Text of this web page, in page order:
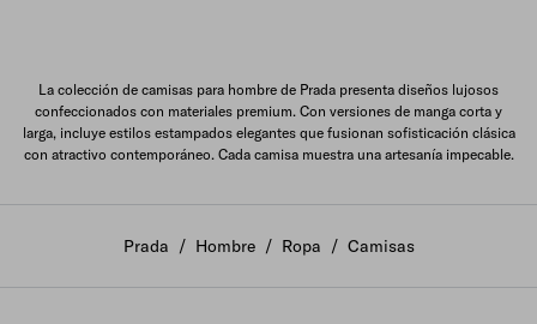
La colección de camisas para hombre de Prada presenta diseños lujosos
confeccionados con materiales premium. Con versiones de manga corta y
larga, incluye estilos estampados elegantes que fusionan sofisticación clásica
con atractivo contemporáneo. Cada camisa muestra una artesanía impecable.
Prada / Hombre / Ropa / Camisas